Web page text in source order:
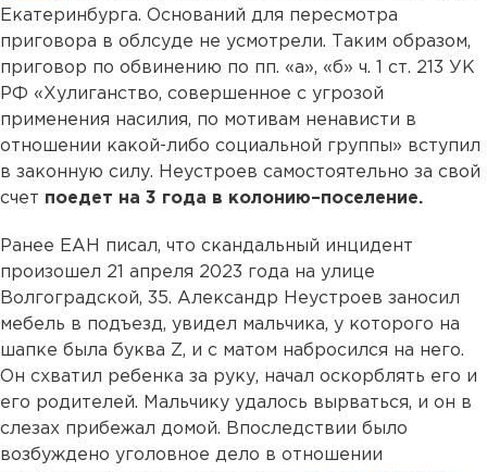
Екатеринбурга. Оснований для пересмотра
приговора в облсуде не усмотрели. Таким образом,
приговор по обвинению по пп. «а», «б» ч. 1 ст. 213 УК
РФ «Хулиганство, совершенное с угрозой
применения насилия, по мотивам ненависти в
отношении какой-либо социальной группы» вступил
в законную силу. Неустроев самостоятельно за свой
счет поедет на 3 года в колонию–поселение.
Ранее ЕАН писал, что скандальный инцидент
произошел 21 апреля 2023 года на улице
Волгоградской, 35. Александр Неустроев заносил
мебель в подъезд, увидел мальчика, у которого на
шапке была буква Z, и с матом набросился на него.
Он схватил ребенка за руку, начал оскорблять его и
его родителей. Мальчику удалось вырваться, и он в
слезах прибежал домой. Впоследствии было
возбуждено уголовное дело в отношении